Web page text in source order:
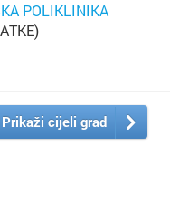
POLIKLINIKA
Prikaži cijeli grad